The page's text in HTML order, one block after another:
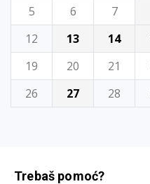
5
6 7
12
13 14
19
20 21
26
27 28
Trebaš pomoć?